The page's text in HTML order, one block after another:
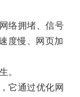
络拥堵、信号
度慢、网页加
。
它通过优化网